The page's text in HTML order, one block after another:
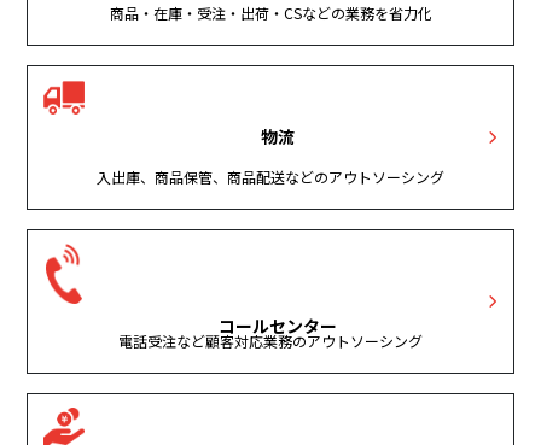
商品・在庫・受注・出荷・CSなどの業務を省力化
物流
入出庫、商品保管、商品配送などのアウトソーシング
コールセンター
電話受注など顧客対応業務のアウトソーシング